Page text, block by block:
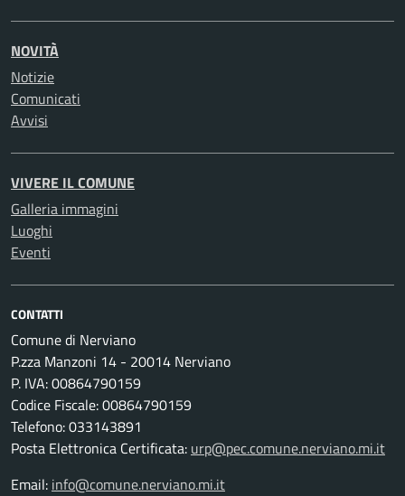
NOVITÀ
Notizie
Comunicati
Avvisi
VIVERE IL COMUNE
Galleria immagini
Luoghi
Eventi
CONTATTI
Comune di Nerviano
P.zza Manzoni 14 - 20014 Nerviano
P. IVA: 00864790159
Codice Fiscale: 00864790159
Telefono: 033143891
Posta Elettronica Certificata: urp@pec.comune.nerviano.mi.it
Email: info@comune.nerviano.mi.it